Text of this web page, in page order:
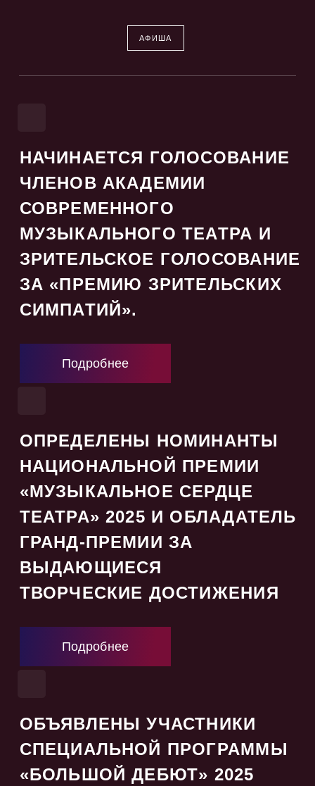
АФИША
НАЧИНАЕТСЯ ГОЛОСОВАНИЕ
ЧЛЕНОВ АКАДЕМИИ
СОВРЕМЕННОГО
МУЗЫКАЛЬНОГО ТЕАТРА И
ЗРИТЕЛЬСКОЕ ГОЛОСОВАНИЕ
ЗА «ПРЕМИЮ ЗРИТЕЛЬСКИХ
СИМПАТИЙ».
Подробнее
ОПРЕДЕЛЕНЫ НОМИНАНТЫ
НАЦИОНАЛЬНОЙ ПРЕМИИ
«МУЗЫКАЛЬНОЕ СЕРДЦЕ
ТЕАТРА» 2025 И ОБЛАДАТЕЛЬ
ГРАНД-ПРЕМИИ ЗА
ВЫДАЮЩИЕСЯ
ТВОРЧЕСКИЕ ДОСТИЖЕНИЯ
Подробнее
ОБЪЯВЛЕНЫ УЧАСТНИКИ
СПЕЦИАЛЬНОЙ ПРОГРАММЫ
«БОЛЬШОЙ ДЕБЮТ» 2025